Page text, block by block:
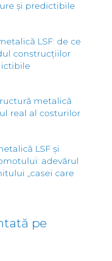
și predictibile
LSF: de ce
construcțiilor
metalică
real al costurilor
LSF și
adevărul
„casei care
pe